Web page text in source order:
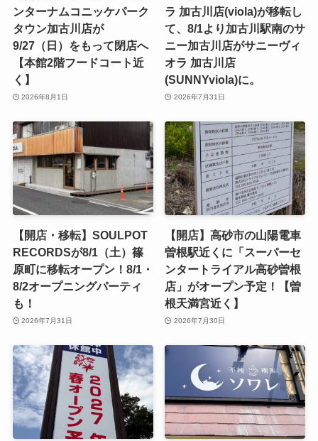
ンターナムコニッケパーク
タウン加古川店が
9/27（日）をもって閉店へ
【本館2階フードコート近
く】
2026年8月1日
ラ 加古川店(viola)が移転し
て、8/1より加古川駅南のサ
ニー加古川店がサニーヴィ
オラ 加古川店
(SUNNYviola)に。
2026年7月31日
【開店・移転】SOULPOT
RECORDSが8/1（土）篠
原町に移転オープン！8/1・
8/2オープニングパーティ
も！
2026年7月31日
【開店】高砂市の山陽電車
曽根駅近くに「スーパーセ
ンタートライアル高砂曽根
店」がオープン予定！【曽
根天満宮近く】
2026年7月30日